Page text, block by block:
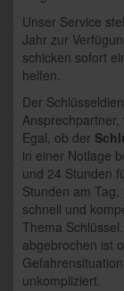
Unser Service
Jahr zur
schicken sofort
helfen.
Der
Egal, ob der
in einer Notlage
und 24 Stunden
Stunden am
schnell und
Thema
abgebrochen ist
unkompliziert.